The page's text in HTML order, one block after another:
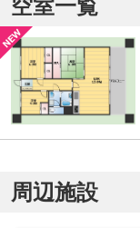
空室一覧
周辺施設